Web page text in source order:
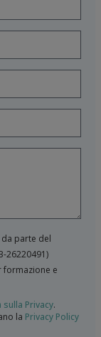
parte del
­26220491)
formazione e
sulla Privacy.
la Privacy Policy